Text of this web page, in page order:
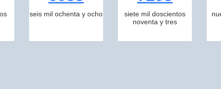
seis mil ochenta y ocho
siete mil doscientos
noventa y tres